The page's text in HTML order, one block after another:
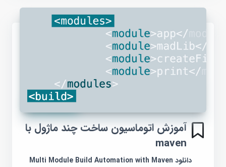
آموزش اتوماسیون ساخت چند ماژول با
maven
دانلود Multi Module Build Automation with Maven